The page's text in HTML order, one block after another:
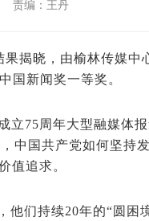
责编：王丹
揭晓，由榆林传媒中
国新闻奖一等奖。
立75周年大型融媒体
中国共产党如何坚持
值追求。
们持续20年的“圆困